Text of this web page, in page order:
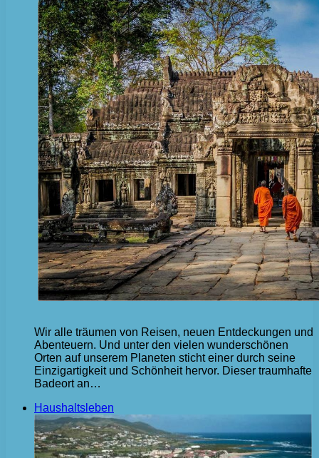
Wir alle träumen von Reisen, neuen Entdeckungen und
Abenteuern. Und unter den vielen wunderschönen
Orten auf unserem Planeten sticht einer durch seine
Einzigartigkeit und Schönheit hervor. Dieser traumhafte
Badeort an…
Haushaltsleben